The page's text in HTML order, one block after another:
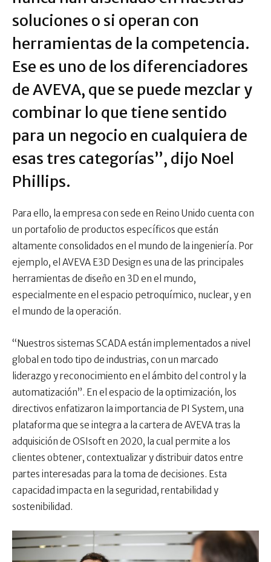
soluciones o si operan con
herramientas de la competencia.
Ese es uno de los diferenciadores
de AVEVA, que se puede mezclar y
combinar lo que tiene sentido
para un negocio en cualquiera de
esas tres categorías”, dijo Noel
Phillips.
Para ello, la empresa con sede en Reino Unido cuenta con
un portafolio de productos específicos que están
altamente consolidados en el mundo de la ingeniería. Por
ejemplo, el AVEVA E3D Design es una de las principales
herramientas de diseño en 3D en el mundo,
especialmente en el espacio petroquímico, nuclear, y en
el mundo de la operación.
“Nuestros sistemas SCADA están implementados a nivel
global en todo tipo de industrias, con un marcado
liderazgo y reconocimiento en el ámbito del control y la
automatización”. En el espacio de la optimización, los
directivos enfatizaron la importancia de PI System, una
plataforma que se integra a la cartera de AVEVA tras la
adquisición de OSIsoft en 2020, la cual permite a los
clientes obtener, contextualizar y distribuir datos entre
partes interesadas para la toma de decisiones. Esta
capacidad impacta en la seguridad, rentabilidad y
sostenibilidad.